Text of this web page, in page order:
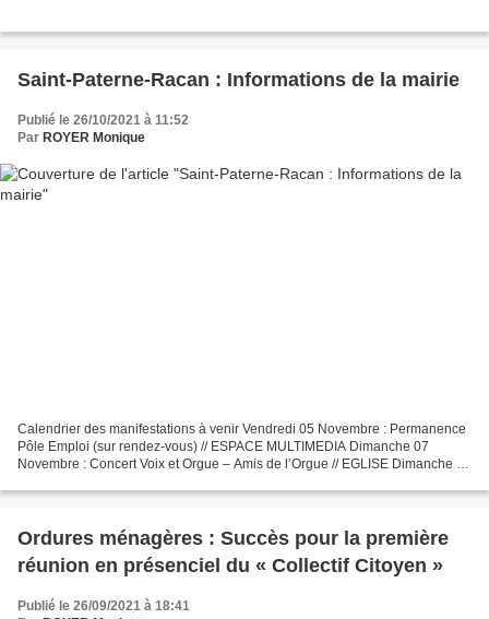
Saint-Paterne-Racan : Informations de la mairie
Publié le 26/10/2021 à 11:52
Par ROYER Monique
Calendrier des manifestations à venir Vendredi 05 Novembre : Permanence
Pôle Emploi (sur rendez-vous) // ESPACE MULTIMEDIA Dimanche 07
Novembre : Concert Voix et Orgue – Amis de l’Orgue // EGLISE Dimanche 14
Ordures ménagères : Succès pour la première
réunion en présenciel du « Collectif Citoyen »
Publié le 26/09/2021 à 18:41